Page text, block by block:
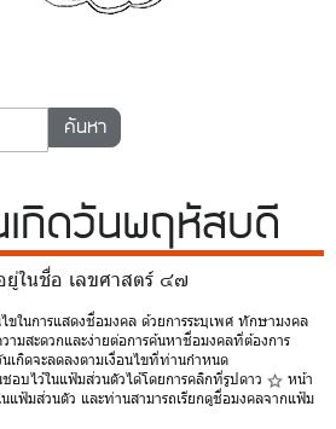
กิดวันพฤหัสบดี
ในชื่อ เลขศาสตร์ ๔๗
ขในการแสดงชื่อมงคล ด้วยการระบุเพศ ทักษามงคล
ามสะดวกและง่ายต่อการค้นหาชื่อมงคลที่ต้องการ
เกิดจะลดลงตามเงื่อนไขที่ท่านกำหนด
อบไว้ในแฟ้มส่วนตัวได้โดยการคลิกที่รูปดาว
หน้า
ฟ้มส่วนตัว และท่านสามารถเรียกดูชื่อมงคลจากแฟ้ม